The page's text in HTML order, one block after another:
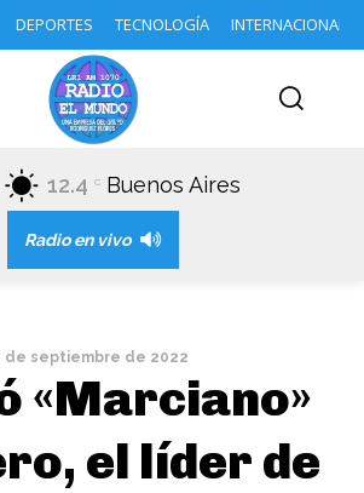
DEPORTES TECNOLOGÍA INTERNACIONAL
12.4 C Buenos Aires
Radio en vivo
de septiembre de 2022
«Marciano»
el líder de